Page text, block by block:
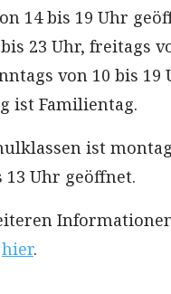
14 bis 19 Uhr
23 Uhr, freitags
von 10 bis
ist Familientag.
ist
13 Uhr geöffnet.
hier.